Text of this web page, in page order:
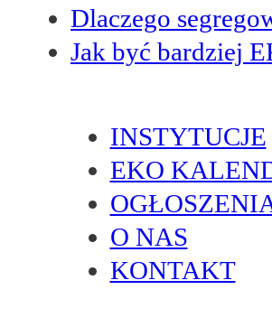
Dlaczego
Jak być bardziej
INSTYTUCJE
EKO
O NAS
KONTAKT